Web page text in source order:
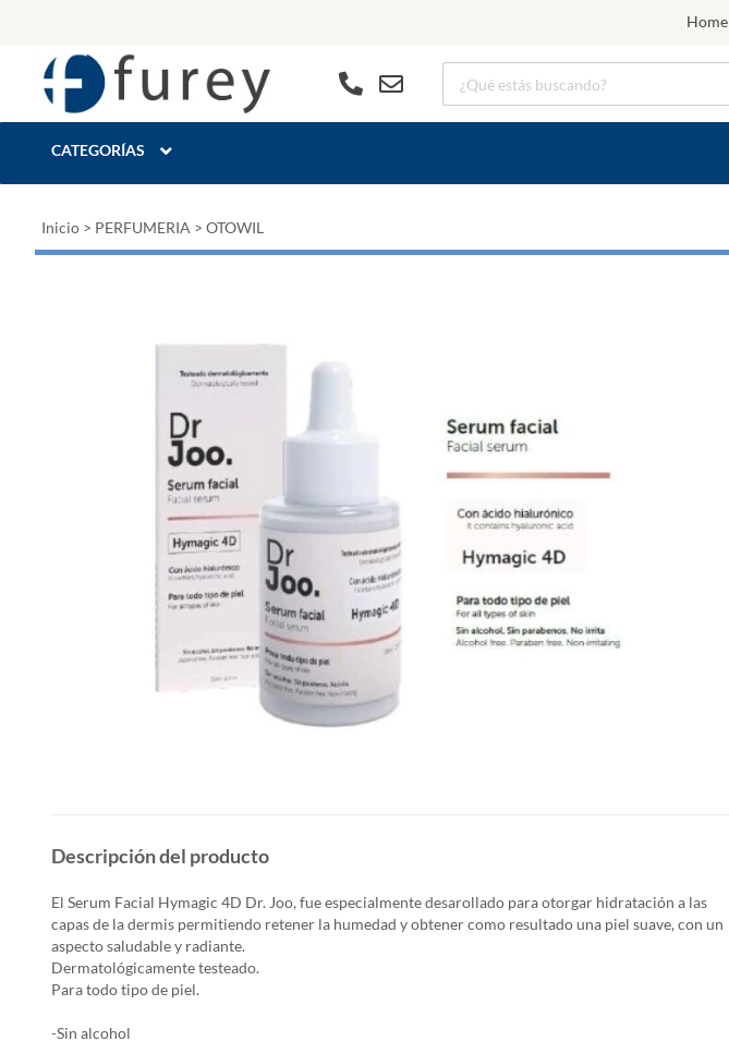
Home
CATEGORÍAS
Inicio > PERFUMERIA > OTOWIL
Descripción del producto
El Serum Facial Hymagic 4D Dr. Joo, fue especialmente desarollado para otorgar hidratación a las
capas de la dermis permitiendo retener la humedad y obtener como resultado una piel suave, con un
aspecto saludable y radiante.
Dermatológicamente testeado.
Para todo tipo de piel.
-Sin alcohol